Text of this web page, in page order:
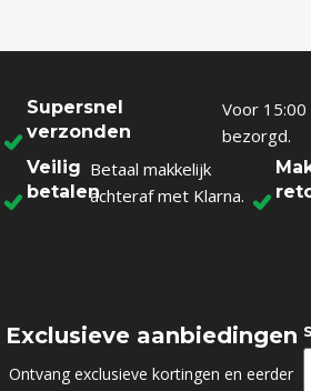
Supersnel
verzonden
Voor
bezorgd.
Veilig
betalen
Betaal makkelijk
achteraf met Klarna.
Exclusieve aanbiedingen
Ontvang exclusieve kortingen en eerder